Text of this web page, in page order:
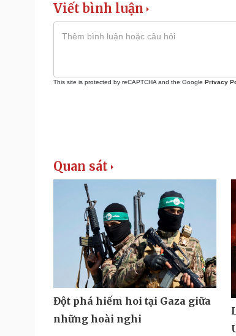
Viết bình luận
This site is protected by reCAPTCHA and the Google Privacy
Quan sát
Đột phá hiếm hoi tại Gaza giữa
những hoài nghi